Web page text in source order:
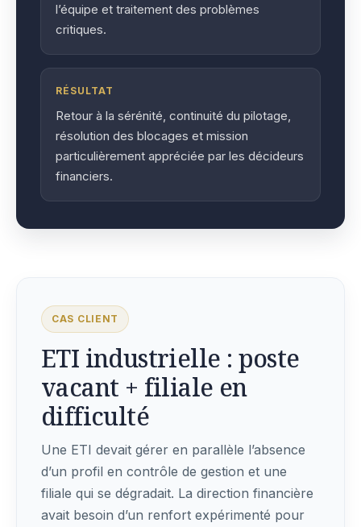
l’équipe et traitement des problèmes
critiques.
RÉSULTAT
Retour à la sérénité, continuité du pilotage,
résolution des blocages et mission
particulièrement appréciée par les décideurs
financiers.
CAS CLIENT
ETI industrielle : poste
vacant + filiale en
difficulté
Une ETI devait gérer en parallèle l’absence
d’un profil en contrôle de gestion et une
filiale qui se dégradait. La direction financière
avait besoin d’un renfort expérimenté pour